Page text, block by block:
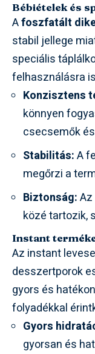
Bébiételek és
Afoszfatált
stabil jellege
speciális
felhasználásra
Konzisztens
könnyen
csecsemők
Stabilitás:A
megőrzi a
Biztonság:
közé tartozik,
Instant
Az instant
desszertporok
gyors és
folyadékkal
Gyors
gyorsan és